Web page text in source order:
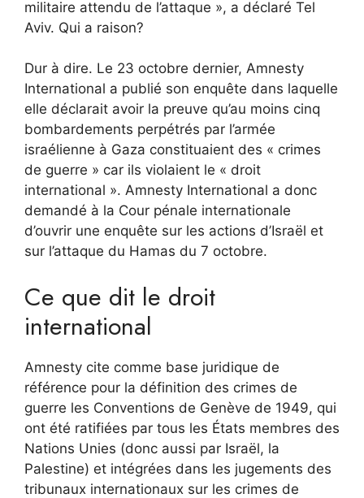
militaire attendu de l’attaque », a déclaré Tel
Aviv. Qui a raison?
Dur à dire. Le 23 octobre dernier, Amnesty
International a publié son enquête dans laquelle
elle déclarait avoir la preuve qu’au moins cinq
bombardements perpétrés par l’armée
israélienne à Gaza constituaient des « crimes
de guerre » car ils violaient le « droit
international ». Amnesty International a donc
demandé à la Cour pénale internationale
d’ouvrir une enquête sur les actions d’Israël et
sur l’attaque du Hamas du 7 octobre.
Ce que dit le droit
international
Amnesty cite comme base juridique de
référence pour la définition des crimes de
guerre les Conventions de Genève de 1949, qui
ont été ratifiées par tous les États membres des
Nations Unies (donc aussi par Israël, la
Palestine) et intégrées dans les jugements des
tribunaux internationaux sur les crimes de